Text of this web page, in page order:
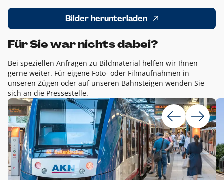
Bilder herunterladen
Für Sie war nichts dabei?
Bei speziellen Anfragen zu Bildmaterial helfen wir Ihnen
gerne weiter. Für eigene Foto- oder Filmaufnahmen in
unseren Zügen oder auf unseren Bahnsteigen wenden Sie
sich an die Pressestelle.